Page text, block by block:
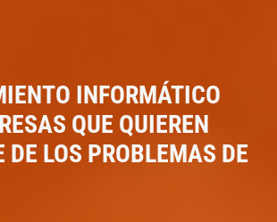
INFORMÁTICO
QUE QUIEREN
DE LOS PROBLEMAS DE